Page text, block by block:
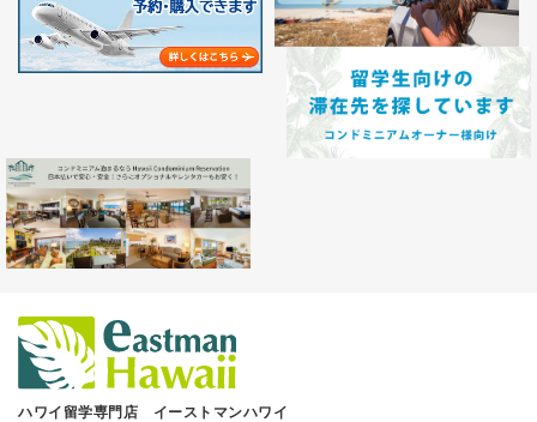
ハワイ留学専門店 イーストマンハワイ